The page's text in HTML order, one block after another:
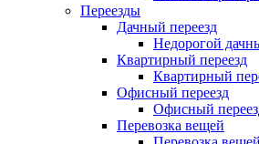
Переезды
Дачный переезд
Недорогой
Квартирный переезд
Квартирный
Офисный переезд
Офисный
Перевозка вещей